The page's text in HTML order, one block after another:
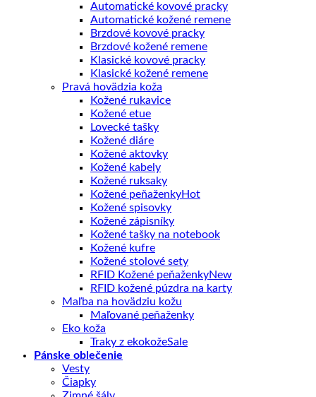
Automatické kovové pracky
Automatické kožené remene
Brzdové kovové pracky
Brzdové kožené remene
Klasické kovové pracky
Klasické kožené remene
Pravá hovädzia koža
Kožené rukavice
Kožené etue
Lovecké tašky
Kožené diáre
Kožené aktovky
Kožené kabely
Kožené ruksaky
Kožené peňaženky
Kožené spisovky
Kožené zápisníky
Kožené tašky na notebook
Kožené kufre
Kožené stolové sety
RFID Kožené peňaženky
RFID kožené púzdra na karty
Maľba na hovädziu kožu
Maľované peňaženky
Eko koža
Traky z ekokože
Pánske oblečenie
Vesty
Čiapky